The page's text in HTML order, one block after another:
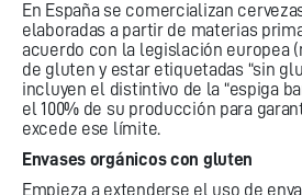
En España se comercializan
elaboradas a partir de materias
acuerdo con la legislación europea
de gluten y estar etiquetadas “sin
incluyen el distintivo de la “espiga
el 100% de su producción para
excede ese límite.
Envases orgánicos con gluten
Empieza a extenderse el uso de